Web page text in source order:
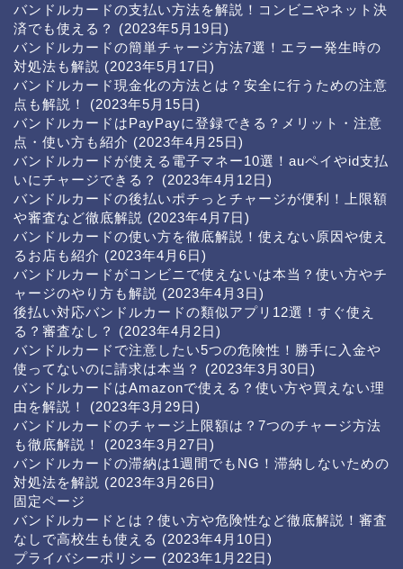
バンドルカードの支払い方法を解説！コンビニやネット決
済でも使える？
(2023年5月19日)
バンドルカードの簡単チャージ方法7選！エラー発生時の
対処法も解説 (2023年5月17日)
バンドルカード現金化の方法とは？安全に行うための注意
点も解説！
(2023年5月15日)
バンドルカードはPayPayに登録できる？メリット・注意
点・使い方も紹介 (2023年4月25日)
バンドルカードが使える電子マネー10選！auペイやid支払
いにチャージできる？
(2023年4月12日)
バンドルカードの後払いポチっとチャージが便利！上限額
や審査など徹底解説 (2023年4月7日)
バンドルカードの使い方を徹底解説！使えない原因や使え
るお店も紹介 (2023年4月6日)
バンドルカードがコンビニで使えないは本当？使い方やチ
ャージのやり方も解説 (2023年4月3日)
後払い対応バンドルカードの類似アプリ12選！すぐ使え
る？審査なし？
(2023年4月2日)
バンドルカードで注意したい5つの危険性！勝手に入金や
使ってないのに請求は本当？
(2023年3月30日)
バンドルカードはAmazonで使える？使い方や買えない理
由を解説！
(2023年3月29日)
バンドルカードのチャージ上限額は？7つのチャージ方法
も徹底解説！
(2023年3月27日)
バンドルカードの滞納は1週間でもNG！滞納しないための
対処法を解説 (2023年3月26日)
固定ページ
バンドルカードとは？使い方や危険性など徹底解説！審査
なしで高校生も使える (2023年4月10日)
プライバシーポリシー (2023年1月22日)